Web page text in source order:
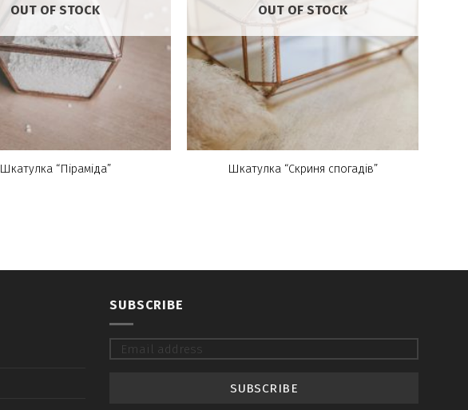
OUT OF STOCK
Шкатулка “Піраміда”
OUT OF STOCK
Шкатулка “Скриня спогадів”
SUBSCRIBE